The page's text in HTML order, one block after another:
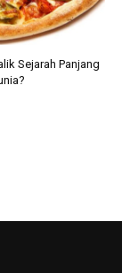
Sejarah Panjang